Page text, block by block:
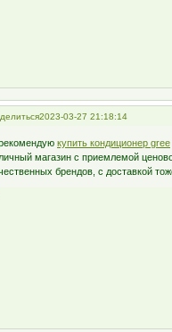
2023-03-27 21:18:14
купить кондиционер gree
магазин с приемлемой
брендов, с доставкой